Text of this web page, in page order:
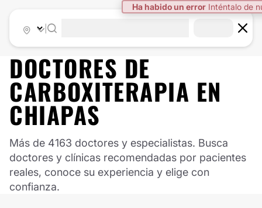
Ha habido un error Inténtalo de
DOCTORES DE
CARBOXITERAPIA EN
CHIAPAS
Más de 4163 doctores y especialistas. Busca
doctores y clínicas recomendadas por pacientes
reales, conoce su experiencia y elige con
confianza.